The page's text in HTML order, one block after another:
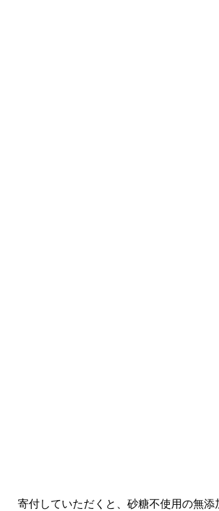
寄付していただくと、砂糖不使用の無